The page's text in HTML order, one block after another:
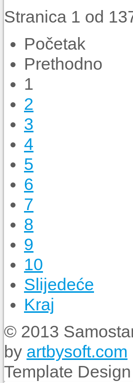
Stranica 1 od
Početak
Prethodno
1
2
3
4
5
6
7
8
9
10
Slijedeće
Kraj
© 2013
by artbysoft.com
Template Design